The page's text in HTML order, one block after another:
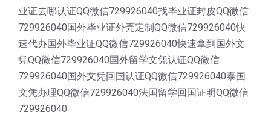
业证去哪认证QQ微信729926040找毕业证封皮QQ微信
729926040国外毕业证外壳定制QQ微信729926040快
速代办国外毕业证QQ微信729926040快速拿到国外文
凭QQ微信729926040国外留学文凭认证QQ微信
729926040国外文凭回国认证QQ微信729926040泰国
文凭办理QQ微信729926040法国留学回国证明QQ微信
729926040